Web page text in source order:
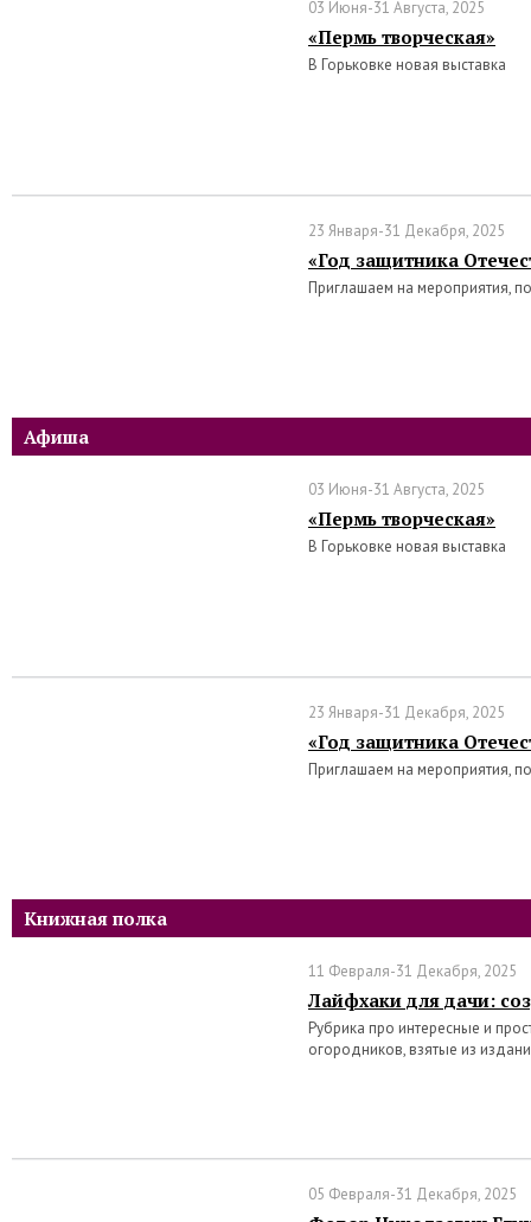
03 Июня-31 Августа, 2025
«Пермь творческая»
В Горьковке новая выставка
23 Января-31 Декабря, 2025
«Год защитника
Приглашаем на мероприятия,
Афиша
03 Июня-31 Августа, 2025
«Пермь творческая»
В Горьковке новая выставка
23 Января-31 Декабря, 2025
«Год защитника
Приглашаем на мероприятия,
Книжная полка
11 Февраля-31 Декабря, 2025
Лайфхаки для дачи:
Рубрика про интересные и
огородников, взятые из
05 Февраля-31 Декабря, 2025